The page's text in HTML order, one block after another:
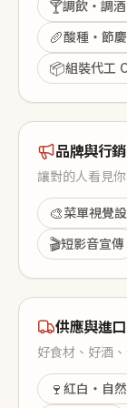
🍸調飲・調
🥖酸種・節
📦組裝代工
品牌與行銷
讓對的人看見
🎨菜單視覺
🎬短影音宣傳
供應與進口
好食材、好酒
🍷 紅白・自